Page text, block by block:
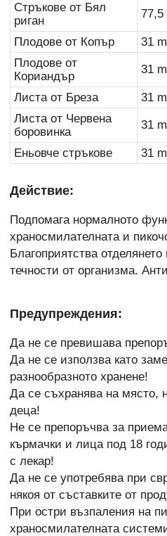
Стръкове от Бял
риган
77,5
Плодове от Копър
31
Плодове от
Кориандър
31
Листа от Бреза
31
Листа от Червена
боровинка
31
Еньовче стръкове 31
Действие:
Подпомага нормалното
храносмилателната и
Благоприятства
течности от организма.
Предупреждения:
Да не се превишава
Да не се използва като
разнообразното хранене!
Да се съхранява на място,
деца!
Не се препоръчва за
кърмачки и лица под 18
с лекар!
Да не се употребява при
някоя от съставките от
При остри възпаления на
храносмилателната